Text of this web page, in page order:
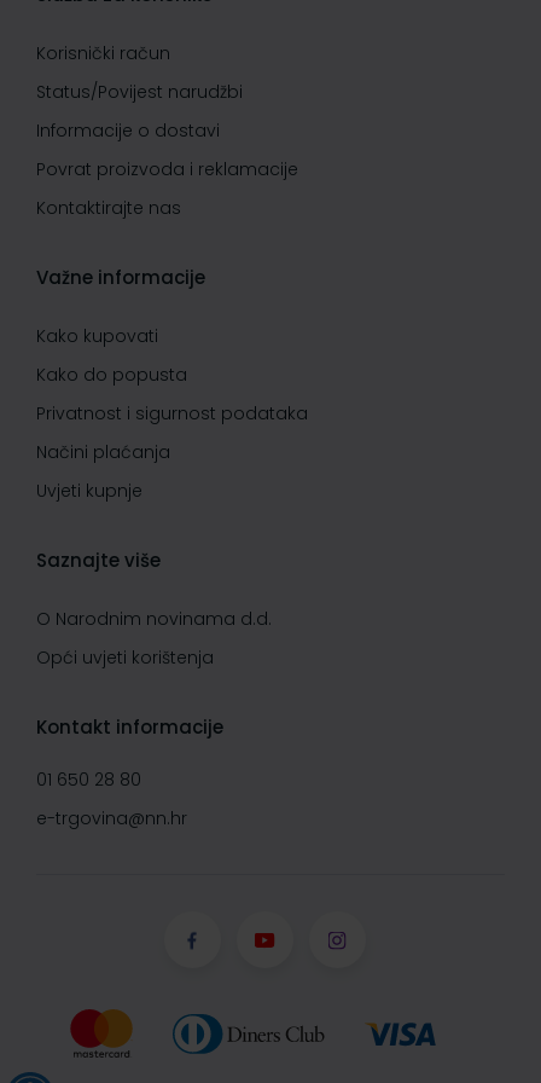
Korisnički račun
Status/Povijest narudžbi
Informacije o dostavi
Povrat proizvoda i reklamacije
Kontaktirajte nas
Važne informacije
Kako kupovati
Kako do popusta
Privatnost i sigurnost podataka
Načini plaćanja
Uvjeti kupnje
Saznajte više
O Narodnim novinama d.d.
Opći uvjeti korištenja
Kontakt informacije
01 650 28 80
e-trgovina@nn.hr